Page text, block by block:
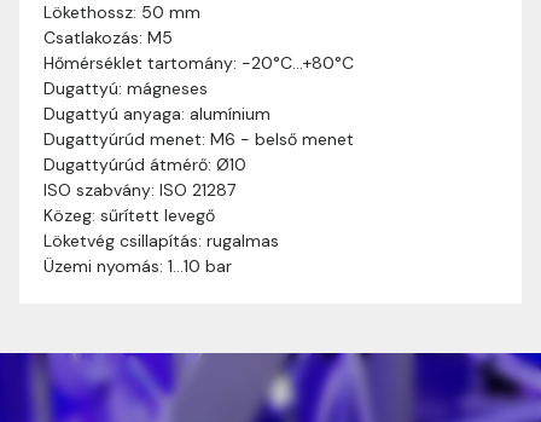
Lökethossz: 50 mm
Csatlakozás: M5
Hőmérséklet tartomány: -20°C…+80°C
Dugattyú: mágneses
Dugattyú anyaga: alumínium
Dugattyúrúd menet: M6 - belső menet
Dugattyúrúd átmérő: Ø10
ISO szabvány: ISO 21287
Közeg: sűrített levegő
Löketvég csillapítás: rugalmas
Üzemi nyomás: 1…10 bar
Szállítási idő:
munkanapon belül kézbesítjük. Amennyiben
valamilyen okból kifolyólag a szállítás hosszabb
ideig tart, előre értesítünk benneteket.
Szállítási díj: A szállítási díj függ a termék súlyától
és a szállítási cím távolságától. A pontos szállítási
díjat a vásárlás folyamata során megtekinthetitek,
mielőtt a rendelést véglegesítitek.